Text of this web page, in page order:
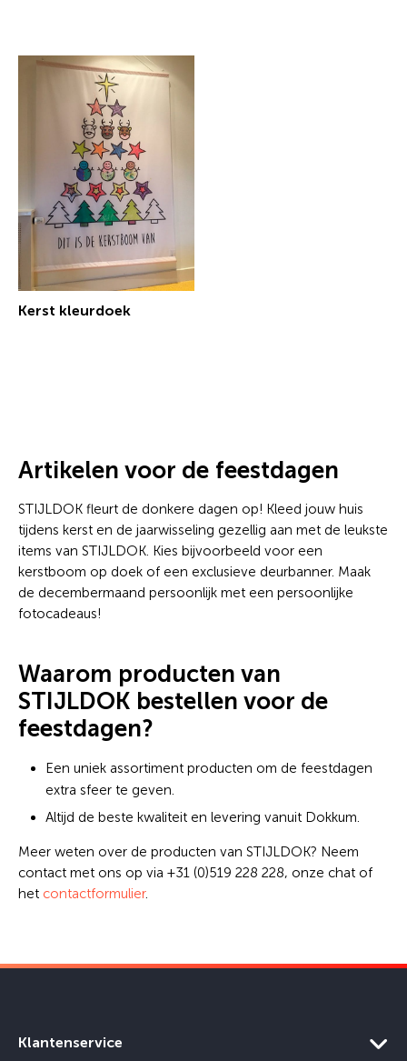
Kerst kleurdoek
Artikelen voor de feestdagen
STIJLDOK fleurt de donkere dagen op! Kleed jouw huis
tijdens kerst en de jaarwisseling gezellig aan met de leukste
items van STIJLDOK. Kies bijvoorbeeld voor een
kerstboom op doek of een exclusieve deurbanner. Maak
de decembermaand persoonlijk met een persoonlijke
fotocadeaus!
Waarom producten van
STIJLDOK bestellen voor de
feestdagen?
Een uniek assortiment producten om de feestdagen
extra sfeer te geven.
Altijd de beste kwaliteit en levering vanuit Dokkum.
Meer weten over de producten van STIJLDOK? Neem
contact met ons op via +31 (0)519 228 228, onze chat of
het contactformulier.
Klantenservice